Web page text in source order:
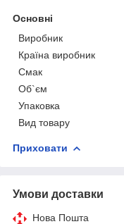
Основні
Виробник
Країна виробник
Смак
Об`єм
Упаковка
Вид товару
Приховати
Умови доставки
Нова Пошта